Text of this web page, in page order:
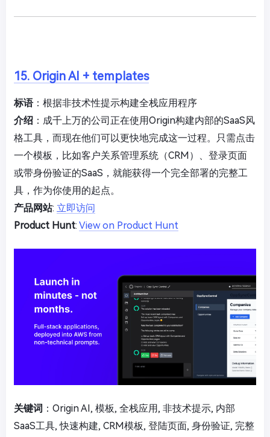
15. Origin AI + templates
标语：根据非技术性提示构建全栈应用程序
介绍 ：成千上万的公司正在使用Origin构建内部的SaaS风
格工具，而现在他们可以更快地完成这一过程。只需点击
一个模板，比如客户关系管理系统（CRM）、登录页面
或带身份验证的SaaS，就能获得一个完全部署的完整工
具，作为你使用的起点。
产品网站: 立即访问
Product Hunt: View on Product Hunt
关键词 ：Origin AI, 模板, 全栈应用, 非技术提示, 内部
SaaS工具, 快速构建, CRM模板, 登陆页面, 身份验证, 完整